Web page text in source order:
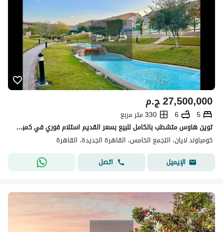
ج.م27,500,000
5
6
330 متر مربع
توين هاوس متشطب بالكامل للبيع بسعر القديم استلام فوري في كمبوند ليان صبور بالتجمع الخامس فيو مفتوح على لاندسكيب
كومباوند لايان، التجمع الخامس، القاهرة الجديدة، القاهرة
الإيميل
اتصل